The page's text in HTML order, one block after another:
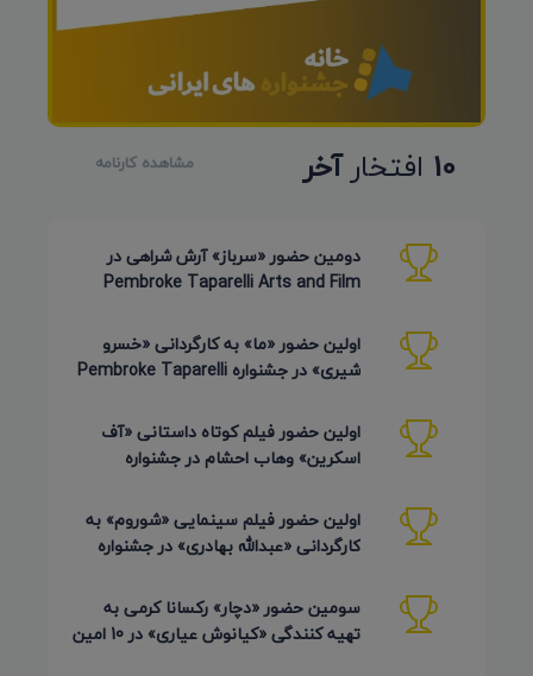
10 افتخارآخر مشاهده کارنامه
دومین حضور «سرباز» آرش شراهی در
Pembroke Taparelli Arts and Film
اولین حضور «ما» به کارگردانی «خسرو
شیری» در جشنواره Pembroke Taparelli
اولین حضور فیلم کوتاه داستانی «آف
اسکرین» وهاب احشام در جشنواره
اولین حضور فیلم سینمایی «شوروم» به
کارگردانی «عبدالله بهادری» در جشنواره
سومین حضور «دچار» رکسانا کرمی به
تهیه کنندگی «کیانوش عیاری» در 10 امین